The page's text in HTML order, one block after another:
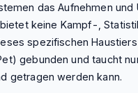
das Aufnehmen
keine Kampf-,
spezifischen
gebunden und taucht
getragen werden kann.